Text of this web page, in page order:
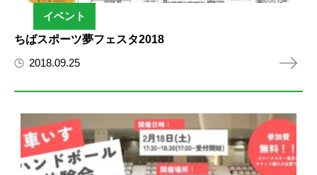
イベント
ちばスポーツ夢フェスタ2018
2018.09.25